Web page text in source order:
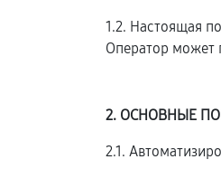
1.2. Настоящая
Оператор может
2. ОСНОВНЫЕ
2.1.